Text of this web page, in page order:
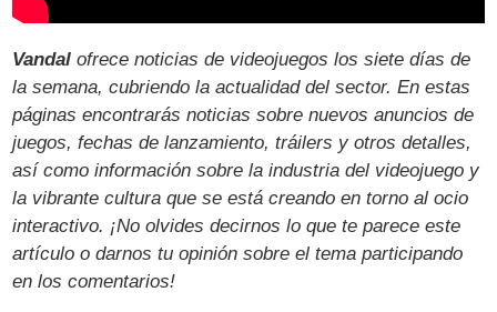
Vandal ofrece noticias de videojuegos los siete días de
la semana, cubriendo la actualidad del sector. En estas
páginas encontrarás noticias sobre nuevos anuncios de
juegos, fechas de lanzamiento, tráilers y otros detalles,
así como información sobre la industria del videojuego y
la vibrante cultura que se está creando en torno al ocio
interactivo. ¡No olvides decirnos lo que te parece este
artículo o darnos tu opinión sobre el tema participando
en los comentarios!